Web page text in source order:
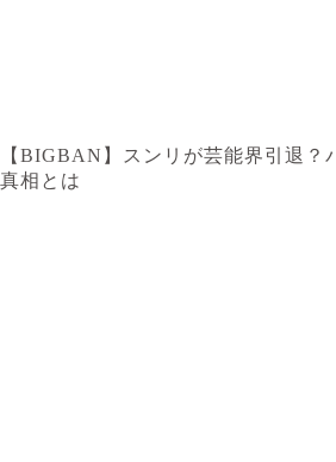
【BIGBAN】スンリが芸能界引退？
真相とは